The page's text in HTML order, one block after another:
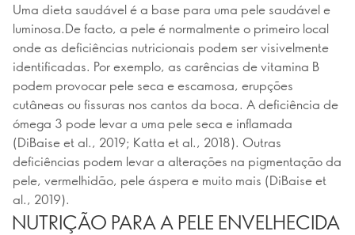
Uma dieta saudável é a base para uma pele saudável e
luminosa.De facto, a pele é normalmente o primeiro local
onde as deficiências nutricionais podem ser visivelmente
identificadas. Por exemplo, as carências de vitamina B
podem provocar pele seca e escamosa, erupções
cutâneas ou fissuras nos cantos da boca. A deficiência de
ómega 3 pode levar a uma pele seca e inflamada
(DiBaise et al., 2019; Katta et al., 2018). Outras
deficiências podem levar a alterações na pigmentação da
pele, vermelhidão, pele áspera e muito mais (DiBaise et
al., 2019).
NUTRIÇÃO PARA A PELE ENVELHECIDA